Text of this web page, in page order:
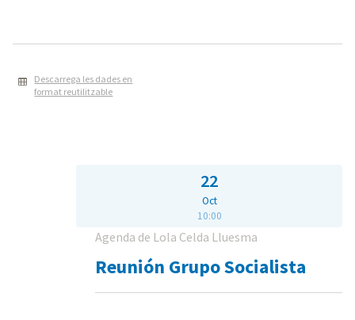
Descarrega les dades en
format reutilitzable
22
Oct
10:00
Agenda de Lola Celda Lluesma
Reunión Grupo Socialista